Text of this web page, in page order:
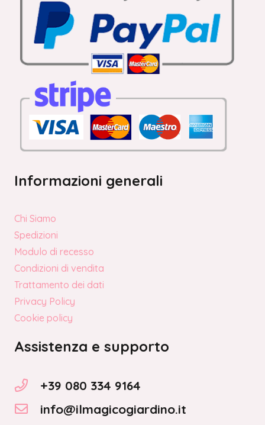
Informazioni generali
Chi Siamo
Spedizioni
Modulo di recesso
Condizioni di vendita
Trattamento dei dati
Privacy Policy
Cookie policy
Assistenza e supporto
+39 080 334 9164
info@ilmagicogiardino.it